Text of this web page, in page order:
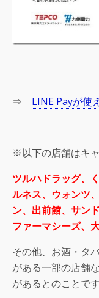
⇒ LINE Payが使
※以下の店舗はキ
ツルハドラッグ、
ルネス、ウォンツ
ン、出前館、サン
ファーマシーズ、
その他、お酒・タ
がある一部の店舗
があるとのことで